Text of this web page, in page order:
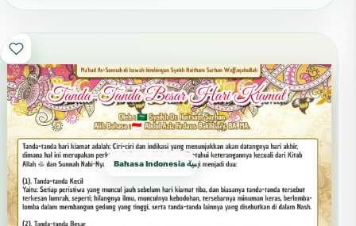
Bahasa Indonesia الإندونيسية